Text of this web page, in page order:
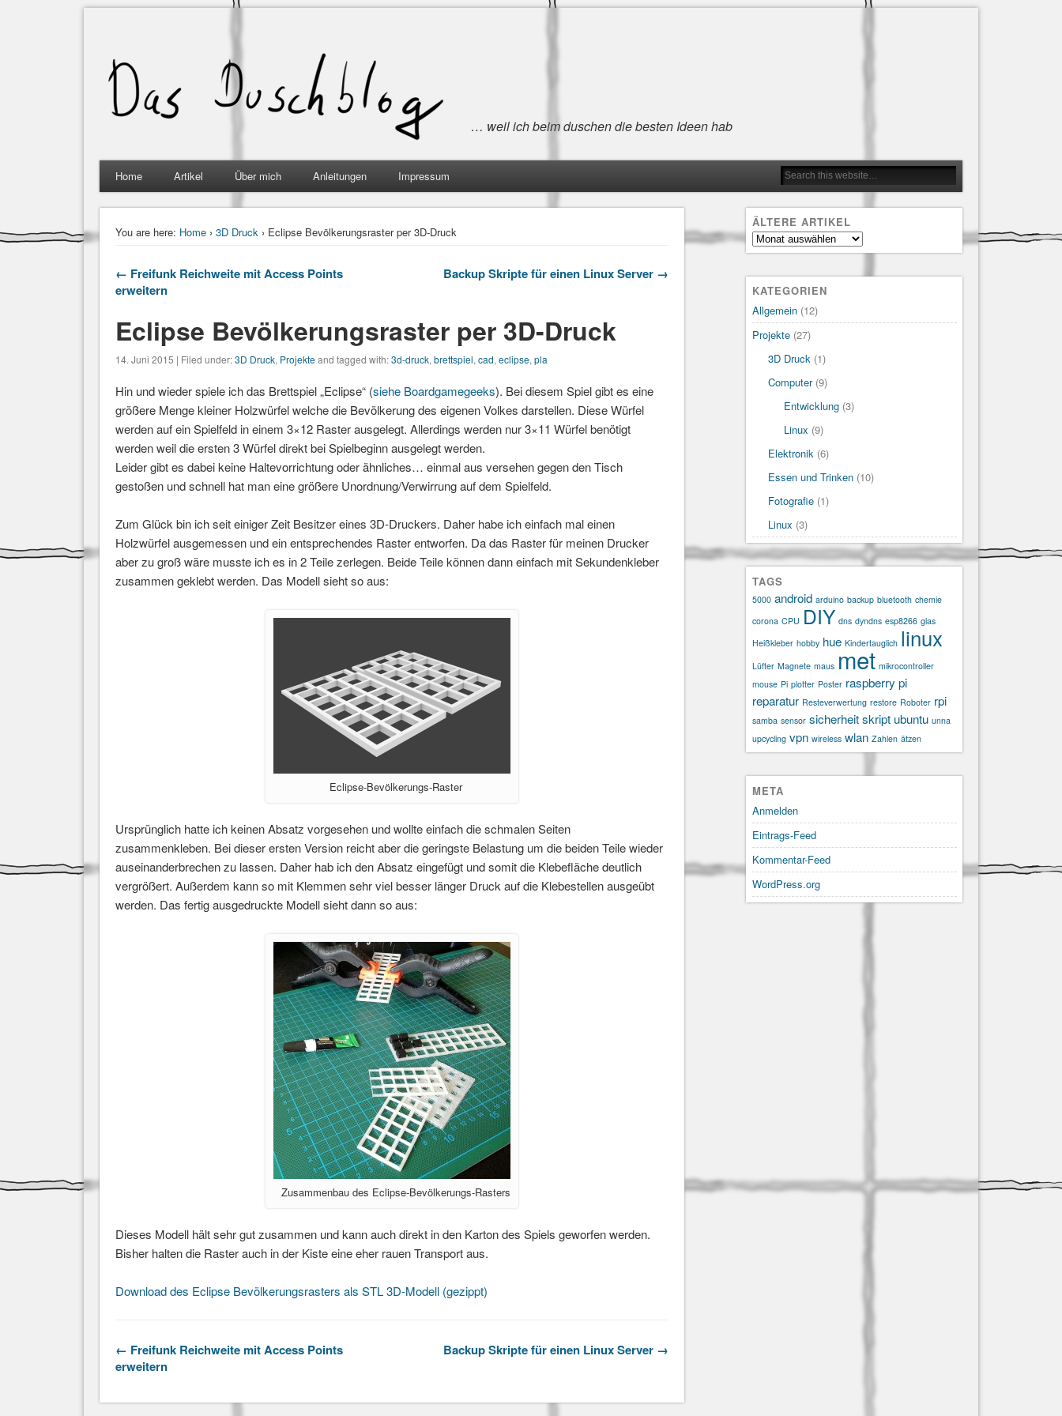
… weil ich beim duschen die besten Ideen hab
Home Artikel Über mich Anleitungen Impressum
You are here: Home› 3D Druck› Eclipse Bevölkerungsraster per 3D-Druck
← Freifunk Reichweite mit Access Points
erweitern
Backup Skripte für einen Linux Server →
Eclipse Bevölkerungsraster per 3D-Druck
14. Juni 2015 | Filed under:3D Druck, Projekteand tagged with:3d-druck, brettspiel, cad, eclipse, pla
Hin und wieder spiele ich das Brettspiel „Eclipse“ (siehe Boardgamegeeks). Bei diesem Spiel gibt es eine
größere Menge kleiner Holzwürfel welche die Bevölkerung des eigenen Volkes darstellen. Diese Würfel
werden auf ein Spielfeld in einem 3×12 Raster ausgelegt. Allerdings werden nur 3×11 Würfel benötigt
werden weil die ersten 3 Würfel direkt bei Spielbeginn ausgelegt werden.
Leider gibt es dabei keine Haltevorrichtung oder ähnliches… einmal aus versehen gegen den Tisch
gestoßen und schnell hat man eine größere Unordnung/Verwirrung auf dem Spielfeld.
Zum Glück bin ich seit einiger Zeit Besitzer eines 3D-Druckers. Daher habe ich einfach mal einen
Holzwürfel ausgemessen und ein entsprechendes Raster entworfen. Da das Raster für meinen Drucker
aber zu groß wäre musste ich es in 2 Teile zerlegen. Beide Teile können dann einfach mit Sekundenkleber
zusammen geklebt werden. Das Modell sieht so aus:
Eclipse-Bevölkerungs-Raster
Ursprünglich hatte ich keinen Absatz vorgesehen und wollte einfach die schmalen Seiten
zusammenkleben. Bei dieser ersten Version reicht aber die geringste Belastung um die beiden Teile wieder
auseinanderbrechen zu lassen. Daher hab ich den Absatz eingefügt und somit die Klebefläche deutlich
vergrößert. Außerdem kann so mit Klemmen sehr viel besser länger Druck auf die Klebestellen ausgeübt
werden. Das fertig ausgedruckte Modell sieht dann so aus:
Zusammenbau des Eclipse-Bevölkerungs-Rasters
Dieses Modell hält sehr gut zusammen und kann auch direkt in den Karton des Spiels geworfen werden.
Bisher halten die Raster auch in der Kiste eine eher rauen Transport aus.
Download des Eclipse Bevölkerungsrasters als STL 3D-Modell (gezippt)
← Freifunk Reichweite mit Access Points
erweitern
Backup Skripte für einen Linux Server →
ÄLTERE ARTIKEL
Ältere
Artikel
KATEGORIEN
Allgemein(12)
Projekte(27)
3D Druck(1)
Computer(9)
Entwicklung(3)
Linux (9)
Elektronik(6)
Essen und Trinken(10)
Fotografie(1)
Linux (3)
TAGS
5000 android arduino backup bluetooth chemie
corona CPU DIY dns dyndns esp8266 glas
Heißkleber hobby hue Kindertauglich linux
Lüfter Magnete maus met mikrocontroller
mouse Pi plotter Poster raspberry pi
reparatur Resteverwertung restore Roboter rpi
samba sensor sicherheit skript ubuntu unna
upcycling vpn wireless wlan Zahlen ätzen
META
Anmelden
Eintrags-Feed
Kommentar-Feed
WordPress.org